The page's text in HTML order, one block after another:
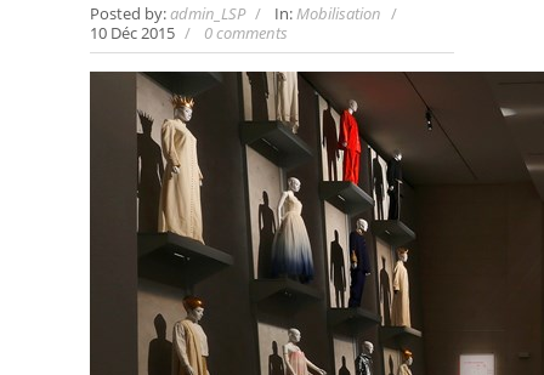
Posted by:admin_LSP In:Mobilisation
10 Déc 2015
0 comments